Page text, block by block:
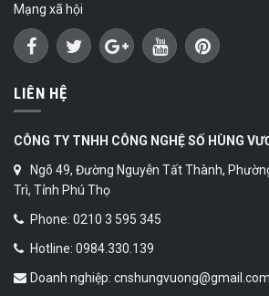
Mạng xã hội
LIÊN HỆ
CÔNG TY TNHH CÔNG NGHỆ SỐ HÙNG
Ngõ 49, Đường Nguyễn Tất Thành,
Trì, Tỉnh Phú Thọ
Phone: 0210 3 595 345
Hotline: 0984.330.139
Doanh nghiệp: cnshungvuong@gmail.com